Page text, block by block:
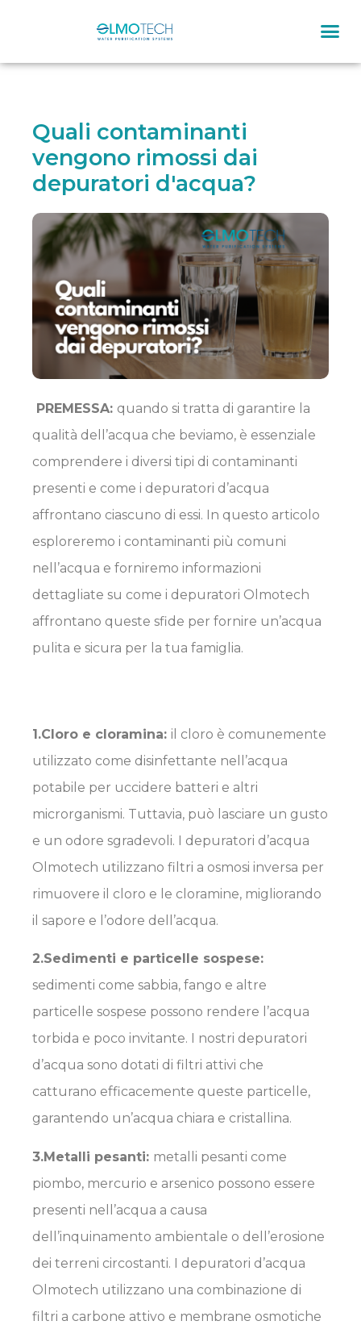
Quali contaminanti
vengono rimossi dai
depuratori d'acqua?
PREMESSA: quando si tratta di garantire la
qualità dell’acqua che beviamo, è essenziale
comprendere i diversi tipi di contaminanti
presenti e come i depuratori d’acqua
affrontano ciascuno di essi. In questo articolo
esploreremo i contaminanti più comuni
nell’acqua e forniremo informazioni
dettagliate su come i depuratori Olmotech
affrontano queste sfide per fornire un’acqua
pulita e sicura per la tua famiglia.
1.Cloro e cloramina: il cloro è comunemente
utilizzato come disinfettante nell’acqua
potabile per uccidere batteri e altri
microrganismi. Tuttavia, può lasciare un gusto
e un odore sgradevoli. I depuratori d’acqua
Olmotech utilizzano filtri a osmosi inversa per
rimuovere il cloro e le cloramine, migliorando
il sapore e l’odore dell’acqua.
2.Sedimenti e particelle sospese:
sedimenti come sabbia, fango e altre
particelle sospese possono rendere l’acqua
torbida e poco invitante. I nostri depuratori
d’acqua sono dotati di filtri attivi che
catturano efficacemente queste particelle,
garantendo un’acqua chiara e cristallina.
3.Metalli pesanti: metalli pesanti come
piombo, mercurio e arsenico possono essere
presenti nell’acqua a causa
dell’inquinamento ambientale o dell’erosione
dei terreni circostanti. I depuratori d’acqua
Olmotech utilizzano una combinazione di
filtri a carbone attivo e membrane osmotiche